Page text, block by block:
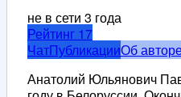
не в сети 3 года
Рейтинг 17
ЧатПубликацииОб
Анатолий Юльянович